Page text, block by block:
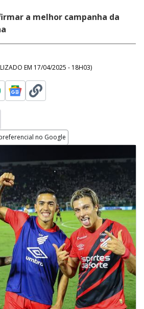
a melhor campanha da
EM 17/04/2025 - 18H03)
no Google